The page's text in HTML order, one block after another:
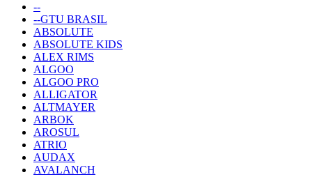
--
--GTU BRASIL
ABSOLUTE
ABSOLUTE KIDS
ALEX RIMS
ALGOO
ALGOO PRO
ALLIGATOR
ALTMAYER
ARBOK
AROSUL
ATRIO
AUDAX
AVALANCH